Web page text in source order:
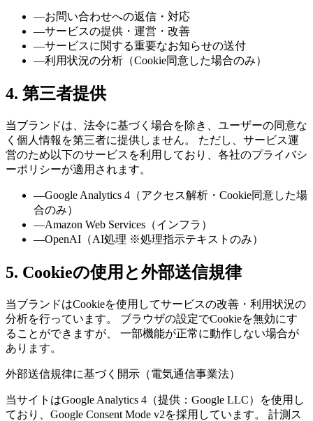
—お問い合わせへの返信・対応
—サービスの提供・運営・改善
—サービスに関する重要なお知らせの送付
—利用状況の分析（Cookie同意した場合のみ）
4. 第三者提供
当ブランドは、法令に基づく場合を除き、ユーザーの同意な
く個人情報を第三者に提供しません。 ただし、サービス運
営のため以下のサービスを利用しており、各社のプライバシ
ーポリシーが適用されます。
—Google Analytics 4（アクセス解析・Cookie同意した場
合のみ）
—Amazon Web Services（インフラ）
—OpenAI（AI処理 ※処理指示テキストのみ）
5. Cookieの使用と外部送信規律
当ブランドはCookieを使用してサービスの改善・利用状況の
分析を行っています。 ブラウザの設定でCookieを無効にす
ることができますが、 一部機能が正常に動作しない場合が
あります。
外部送信規律に基づく開示（電気通信事業法）
当サイトはGoogle Analytics 4（提供：Google LLC）を使用し
ており、Google Consent Mode v2を採用しています。 計測ス